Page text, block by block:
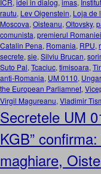
ICR, idei in dialog, imas,
rautu, Lev Oigenstein, Loja de
Moscova, Oisteanu, Oltovsky,
comunista, premierul Romaniei
Catalin Pena, Romania, RPU,
secrete, sie, Silviu Brucan,
Suto Pal, Tcaciuc, timisoara,
anti-Romania, UM 0110,
the European Parliamnet,
Virgil Magureanu, Vladimir
Secretele UM
KGB”
maghiare,